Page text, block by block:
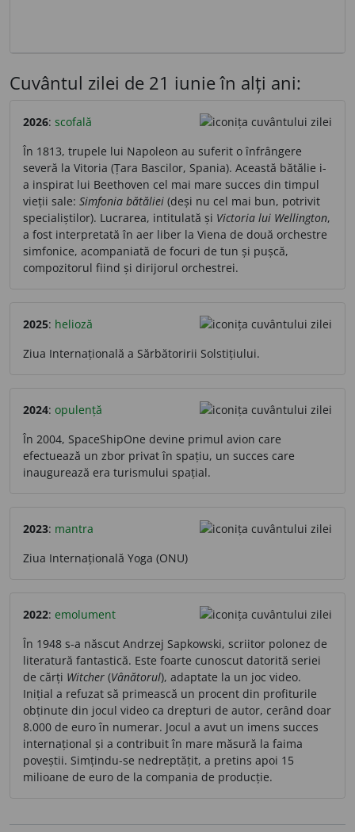
Cuvântul zilei de 21 iunie în alți ani:
2026: scofală
În 1813, trupele lui Napoleon au suferit o înfrângere
severă la Vitoria (Țara Bascilor, Spania). Această bătălie i-
a inspirat lui Beethoven cel mai mare succes din timpul
vieții sale: Simfonia bătăliei (deși nu cel mai bun, potrivit
specialiștilor). Lucrarea, intitulată și Victoria lui Wellington,
a fost interpretată în aer liber la Viena de două orchestre
simfonice, acompaniată de focuri de tun și pușcă,
compozitorul fiind și dirijorul orchestrei.
2025: helioză
Ziua Internațională a Sărbătoririi Solstițiului.
2024: opulență
În 2004, SpaceShipOne devine primul avion care
efectuează un zbor privat în spațiu, un succes care
inaugurează era turismului spațial.
2023: mantra
Ziua Internațională Yoga (ONU)
2022: emolument
În 1948 s-a născut Andrzej Sapkowski, scriitor polonez de
literatură fantastică. Este foarte cunoscut datorită seriei
de cărți Witcher (Vânătorul), adaptate la un joc video.
Inițial a refuzat să primească un procent din profiturile
obținute din jocul video ca drepturi de autor, cerând doar
8.000 de euro în numerar. Jocul a avut un imens succes
internațional și a contribuit în mare măsură la faima
poveștii. Simțindu-se nedreptățit, a pretins apoi 15
milioane de euro de la compania de producție.